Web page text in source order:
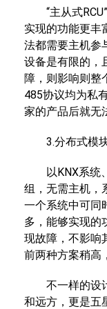
“主从式RCU”
实现的功能更丰
法都需要主机参
设备是有限的，
障，则影响则整
485协议均为私
家的产品后就无
3.分布式模块
以KNX系统、
组，无需主机，
一个系统中可同
多，能够实现的
现故障，不影响
前两种方案稍高
不一样的设计
和远方，更是五